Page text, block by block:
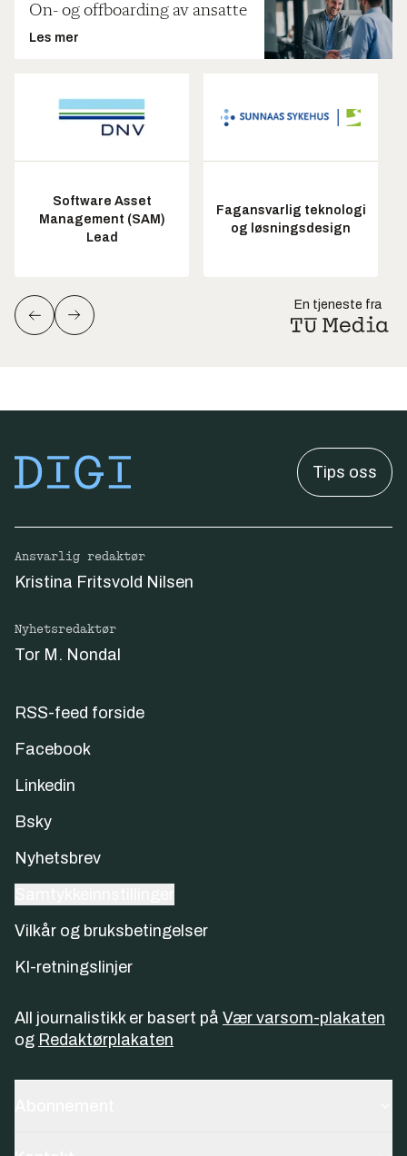
On- og offboarding av ansatte
Les mer
Software Asset
Management (SAM)
Lead
Fagansvarlig teknologi
og løsningsdesign
En tjeneste fra
Tips oss
Ansvarlig redaktør
Kristina Fritsvold Nilsen
Nyhetsredaktør
Tor M. Nondal
RSS-feed forside
Facebook
Linkedin
Bsky
Nyhetsbrev
Vilkår og bruksbetingelser
KI-retningslinjer
All journalistikk er basert på Vær varsom-plakaten
og Redaktørplakaten